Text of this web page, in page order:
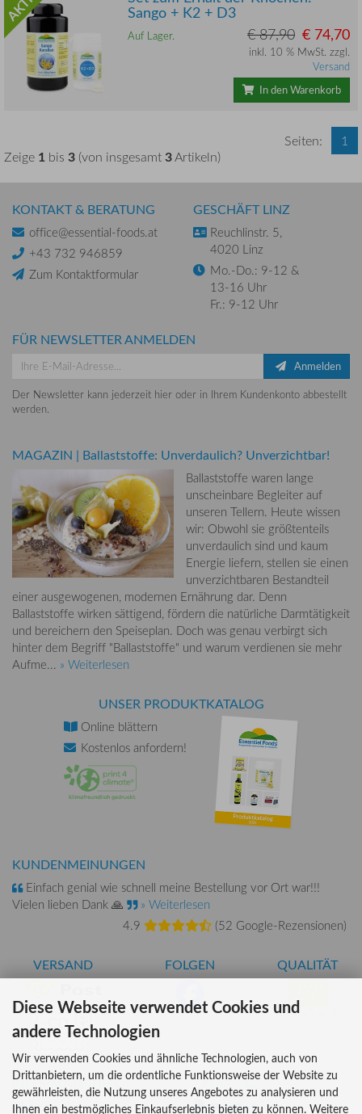
Sango + K2 + D3
Auf Lager. € 87,90 € 74,70
inkl. 10 % MwSt. zzgl.
Versand
In den Warenkorb
Zeige 1 bis 3 (von insgesamt3Artikeln)
Seiten: 1
KONTAKT & BERATUNG
office@essential-foods.at
+43 732 946859
Zum Kontaktformular
GESCHÄFT LINZ
Reuchlinstr. 5,
4020 Linz
Mo.-Do.: 9-12 &
13-16 Uhr
Fr.: 9-12 Uhr
FÜR NEWSLETTER ANMELDEN
Anmelden
Der Newsletter kann jederzeit hier oder in Ihrem Kundenkonto abbestellt
werden.
MAGAZIN | Ballaststoffe: Unverdaulich? Unverzichtbar!
Ballaststoffe waren lange
unscheinbare Begleiter auf
unseren Tellern. Heute wissen
wir: Obwohl sie größtenteils
unverdaulich sind und kaum
Energie liefern, stellen sie einen
unverzichtbaren Bestandteil
einer ausgewogenen, modernen Ernährung dar. Denn
Ballaststoffe wirken sättigend, fördern die natürliche Darmtätigkeit
und bereichern den Speiseplan. Doch was genau verbirgt sich
hinter dem Begriff "Ballaststoffe" und warum verdienen sie mehr
Aufme... » Weiterlesen
UNSER PRODUKTKATALOG
Online blättern
Kostenlos anfordern!
KUNDENMEINUNGEN
Einfach genial wie schnell meine Bestellung vor Ort war!!!
Vielen lieben Dank 🙏
» Weiterlesen
4.9
(52 Google-Rezensionen)
VERSAND FOLGEN QUALITÄT
AT-BIO-401
INFORMATIONEN
Über uns
ZAHLUNG
Diese Webseite verwendet Cookies und
andere Technologien
Wir verwenden Cookies und ähnliche Technologien, auch von
Drittanbietern, um die ordentliche Funktionsweise der Website zu
gewährleisten, die Nutzung unseres Angebotes zu analysieren und
Ihnen ein bestmögliches Einkaufserlebnis bieten zu können. Weitere